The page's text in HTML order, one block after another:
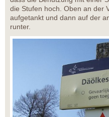
die Stufen hoch. Oben an der
aufgetankt und dann auf der
runter.